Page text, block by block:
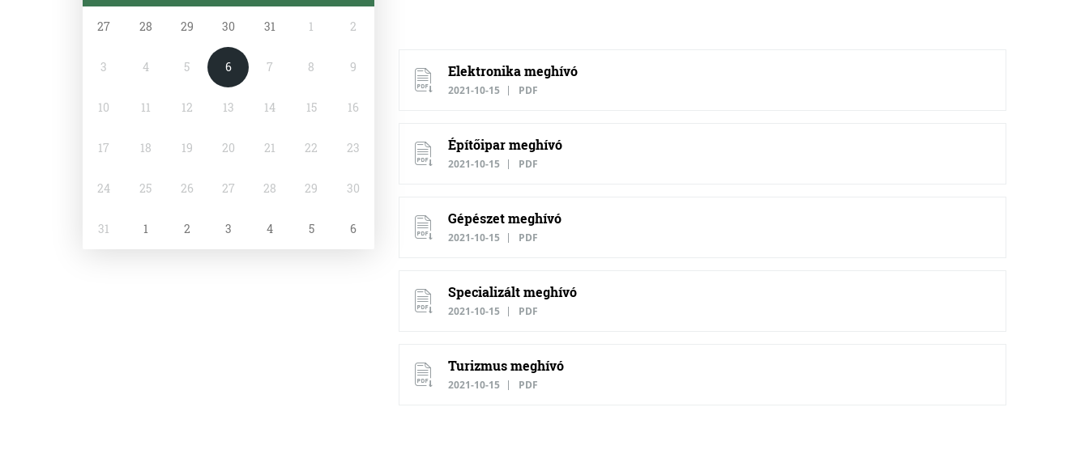
27 28 29 30 31 1 2
3 4 5 6 7 8 9
10 11 12 13 14 15 16
17 18 19 20 21 22 23
24 25 26 27 28 29 30
31 1 2 3 4 5 6
Elektronika meghívó
2021-10-15 PDF
Építőipar meghívó
2021-10-15 PDF
Gépészet meghívó
2021-10-15 PDF
Specializált meghívó
2021-10-15 PDF
Turizmus meghívó
2021-10-15 PDF